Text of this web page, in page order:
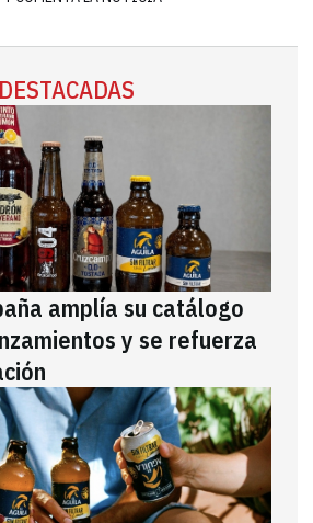
amplía su catálogo
y se refuerza